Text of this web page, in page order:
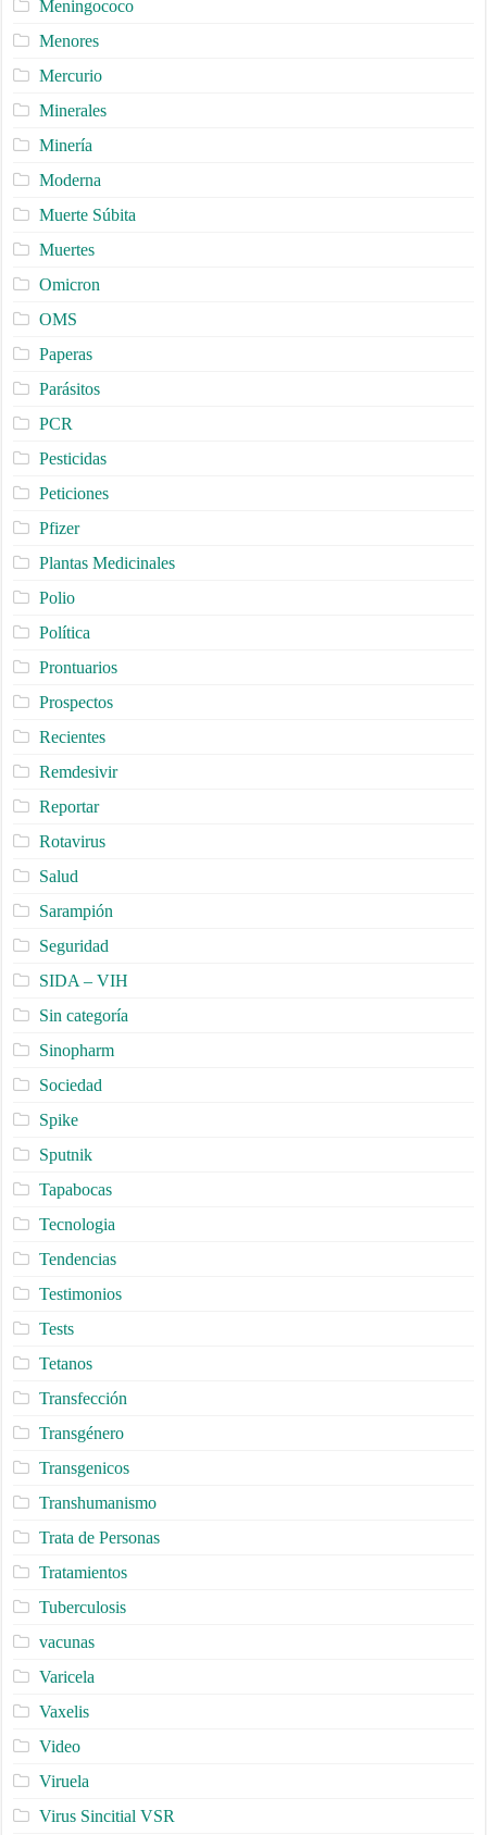
Meningococo
Menores
Mercurio
Minerales
Minería
Moderna
Muerte Súbita
Muertes
Omicron
OMS
Paperas
Parásitos
PCR
Pesticidas
Peticiones
Pfizer
Plantas Medicinales
Polio
Política
Prontuarios
Prospectos
Recientes
Remdesivir
Reportar
Rotavirus
Salud
Sarampión
Seguridad
SIDA – VIH
Sin categoría
Sinopharm
Sociedad
Spike
Sputnik
Tapabocas
Tecnologia
Tendencias
Testimonios
Tests
Tetanos
Transfección
Transgénero
Transgenicos
Transhumanismo
Trata de Personas
Tratamientos
Tuberculosis
vacunas
Varicela
Vaxelis
Video
Viruela
Virus Sincitial VSR